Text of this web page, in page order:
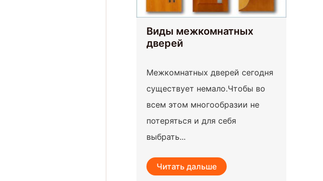
Виды межкомнатных
дверей
Межкомнатных дверей сегодня
существует немало.Чтобы во
всем этом многообразии не
потеряться и для себя
выбрать...
Читать дальше